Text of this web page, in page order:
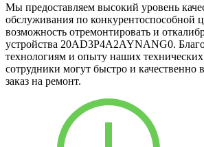
Мы предоставляем высокий уровень
обслуживания по конкурентоспособной
возможность отремонтировать и
устройства 20AD3P4A2AYNANG0.
технологиям и опыту наших
сотрудники могут быстро и
заказ на ремонт.